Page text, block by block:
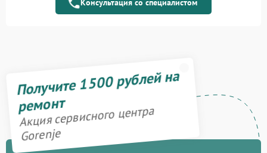
Консультация со специалистом
Получите 1500 рублей на
ремонт
Акция сервисного центра
Gorenje